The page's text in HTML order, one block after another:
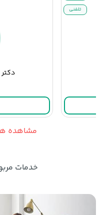
تلفنی
مشاهده
خدمات